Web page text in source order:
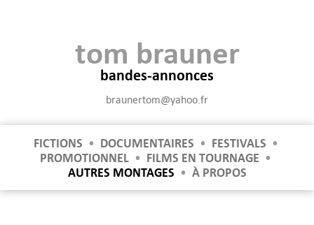
tom brauner
bandes-annonces
braunertom@yahoo.fr
FICTIONS • DOCUMENTAIRES • FESTIVALS •
PROMOTIONNEL • FILMS EN TOURNAGE •
AUTRES MONTAGES • À PROPOS